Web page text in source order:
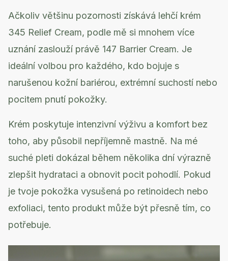
Ačkoliv většinu pozornosti získává lehčí krém
345 Relief Cream, podle mě si mnohem více
uznání zaslouží právě 147 Barrier Cream. Je
ideální volbou pro každého, kdo bojuje s
narušenou kožní bariérou, extrémní suchostí nebo
pocitem pnutí pokožky.
Krém poskytuje intenzivní výživu a komfort bez
toho, aby působil nepříjemně mastně. Na mé
suché pleti dokázal během několika dní výrazně
zlepšit hydrataci a obnovit pocit pohodlí. Pokud
je tvoje pokožka vysušená po retinoidech nebo
exfoliaci, tento produkt může být přesně tím, co
potřebuje.